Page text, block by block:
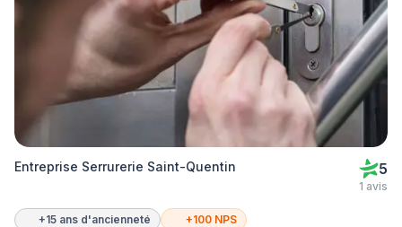
Entreprise Serrurerie Saint-Quentin 5
1 avis
+15 ans d'ancienneté +100 NPS